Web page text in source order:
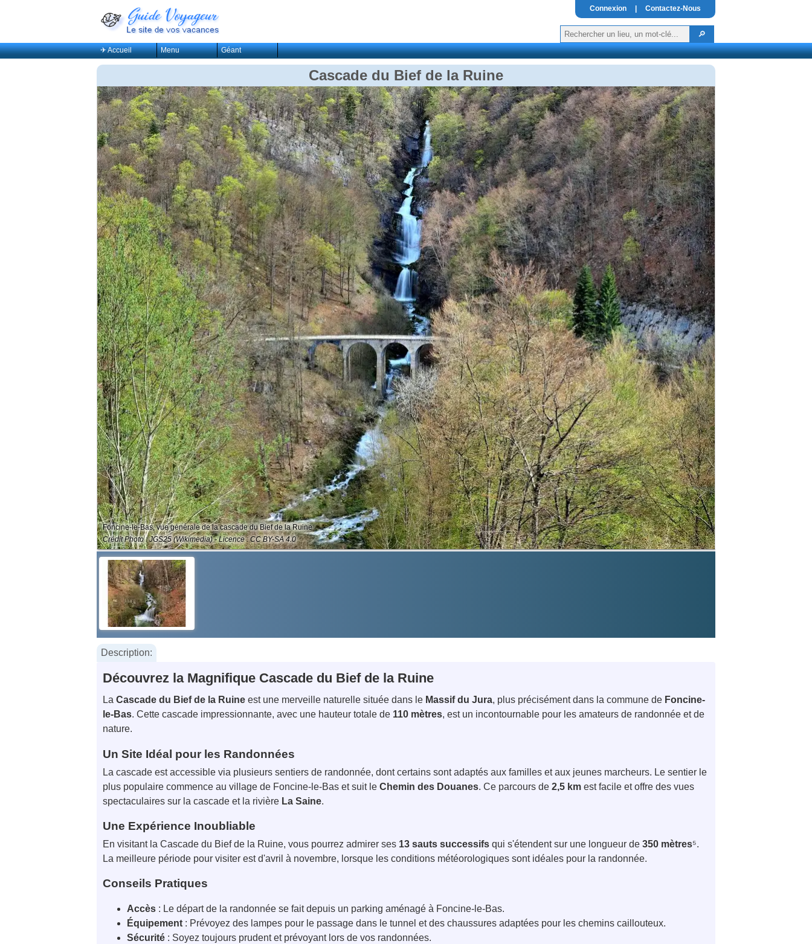
Connexion Contactez-Nous
✈ Accueil Menu Géant
Cascade du Bief de la Ruine
Foncine-le-Bas, vue générale de la cascade du Bief de la Ruine
Crédit Photo : JGS25 (Wikimedia) - Licence : CC BY-SA 4.0
Description:
Découvrez la Magnifique Cascade du Bief de la Ruine
La Cascade du Bief de la Ruine est une merveille naturelle située dans le Massif du Jura, plus précisément dans la commune de Foncine-
le-Bas. Cette cascade impressionnante, avec une hauteur totale de 110 mètres, est un incontournable pour les amateurs de randonnée et de
nature.
Un Site Idéal pour les Randonnées
La cascade est accessible via plusieurs sentiers de randonnée, dont certains sont adaptés aux familles et aux jeunes marcheurs. Le sentier le
plus populaire commence au village de Foncine-le-Bas et suit le Chemin des Douanes. Ce parcours de 2,5 km est facile et offre des vues
spectaculaires sur la cascade et la rivière La Saine.
Une Expérience Inoubliable
En visitant la Cascade du Bief de la Ruine, vous pourrez admirer ses 13 sauts successifs qui s'étendent sur une longueur de 350 mètres⁵.
La meilleure période pour visiter est d'avril à novembre, lorsque les conditions météorologiques sont idéales pour la randonnée.
Conseils Pratiques
Accès : Le départ de la randonnée se fait depuis un parking aménagé à Foncine-le-Bas.
Équipement : Prévoyez des lampes pour le passage dans le tunnel et des chaussures adaptées pour les chemins caillouteux.
Sécurité : Soyez toujours prudent et prévoyant lors de vos randonnées.